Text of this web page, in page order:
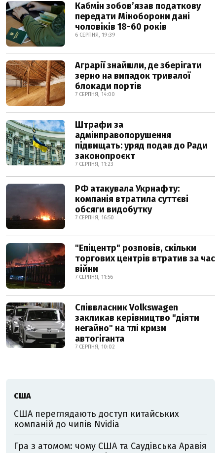
Кабмін зобовʼязав податкову
передати Міноборони дані
чоловіків 18-60 років
6 СЕРПНЯ, 19:39
Аграрії знайшли, де зберігати
зерно на випадок тривалої
блокади портів
7 СЕРПНЯ, 14:00
Штрафи за
адмінправопорушення
підвищать: уряд подав до Ради
законопроєкт
7 СЕРПНЯ, 11:23
РФ атакувала Укрнафту:
компанія втратила суттєві
обсяги видобутку
7 СЕРПНЯ, 16:50
"Епіцентр" розповів, скільки
торгових центрів втратив за час
війни
7 СЕРПНЯ, 11:56
Співвласник Volkswagen
закликав керівництво "діяти
негайно" на тлі кризи
автогіганта
7 СЕРПНЯ, 10:02
США
США переглядають доступ китайських
компаній до чипів Nvidia
Гра з атомом: чому США та Саудівська Аравія